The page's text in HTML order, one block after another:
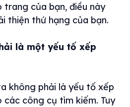
trang của bạn, điều này
thiện thứ hạng của bạn.
là một yếu tố xếp
không phải là yếu tố xếp
công cụ tìm kiếm. Tuy